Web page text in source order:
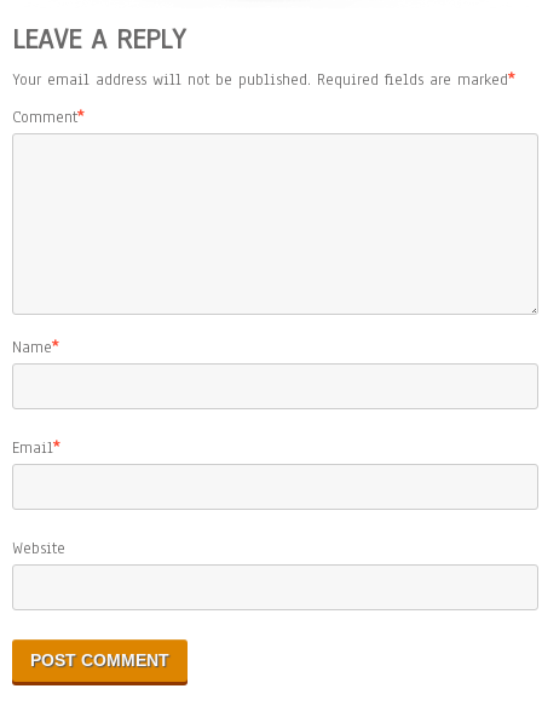
LEAVE A REPLY
Your email address will not be published. Required fields are marked*
Comment*
Name*
Email*
Website